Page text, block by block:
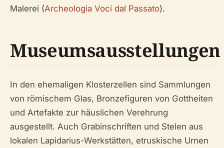
Malerei (Archeologia Voci dal Passato).
Museumsausstellungen
In den ehemaligen Klosterzellen sind Sammlungen
von römischem Glas, Bronzefiguren von Gottheiten
und Artefakte zur häuslichen Verehrung
ausgestellt. Auch Grabinschriften und Stelen aus
lokalen Lapidarius-Werkstätten, etruskische Urnen